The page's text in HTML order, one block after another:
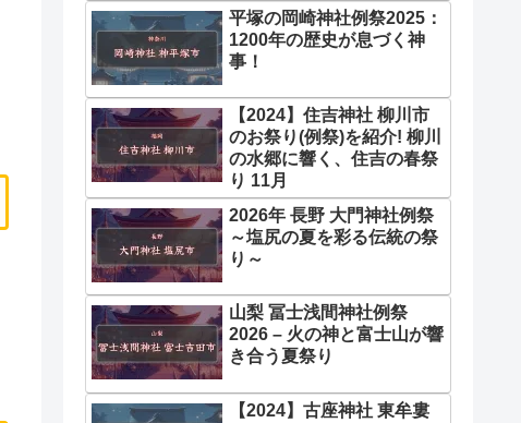
10月
平塚の岡崎神社例祭2025：
1200年の歴史が息づく神
事！
【2024】住吉神社 柳川市
のお祭り(例祭)を紹介! 柳川
の水郷に響く、住吉の春祭
り 11月
2026年 長野 大門神社例祭
～塩尻の夏を彩る伝統の祭
り～
山梨 冨士浅間神社例祭
2026 – 火の神と富士山が響
き合う夏祭り
【2024】古座神社 東牟婁